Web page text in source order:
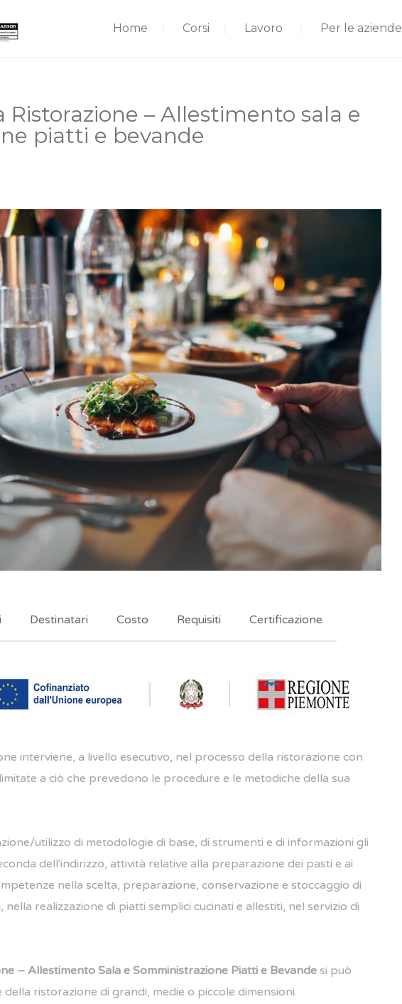
Home Corsi Lavoro Per le aziende
– Allestimento sala e
piatti e bevande
Destinatari Costo Requisiti Certificazione
interviene, a livello esecutivo, nel processo della ristorazione con
a ciò che prevedono le procedure e le metodiche della sua
utilizzo di metodologie di base, di strumenti e di informazioni gli
dell'indirizzo, attività relative alla preparazione dei pasti e ai
nella scelta, preparazione, conservazione e stoccaggio di
realizzazione di piatti semplici cucinati e allestiti, nel servizio di
– Allestimento Sala e Somministrazione Piatti e Bevande si può
ristorazione di grandi, medie o piccole dimensioni.